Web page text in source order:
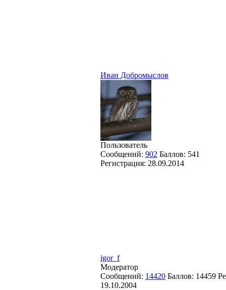
Иван Добромыслов
Пользователь
Сообщений: 902 Баллов: 541
Регистрация: 28.09.2014
igor_f
Модератор
Сообщений: 14420 Баллов: 14459
19.10.2004